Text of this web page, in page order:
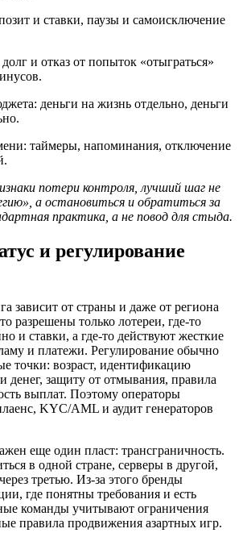
и ставки, паузы и самоисключение
и отказ от попыток «отыграться»
деньги на жизнь отдельно, деньги
таймеры, напоминания, отключение
потери контроля, лучший шаг не
а остановиться и обратиться за
практика, а не повод для стыда.
и регулирование
зависит от страны и даже от региона
разрешены только лотереи, где-то
и ставки, а где-то действуют жесткие
и платежи. Регулирование обычно
точки: возраст, идентификацию
денег, защиту от отмывания, правила
выплат. Поэтому операторы
KYC/AML и аудит генераторов
еще один пласт: трансграничность.
в одной стране, серверы в другой,
третью. Из-за этого бренды
где понятны требования и есть
команды учитывают ограничения
правила продвижения азартных игр.